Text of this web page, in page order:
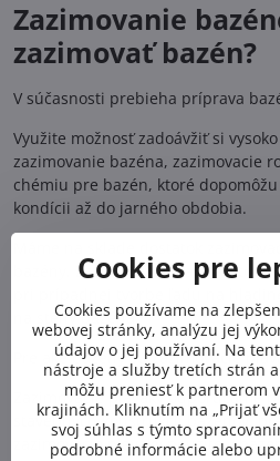
Zazimovanie
zazimovať bazén?
V súčasnosti prebieha príprava
Využite možnosť zadoávžiť si
zazimovanie bazéna, zazimovacie
chémiu pre bazén, ktoré
kondícii až do jarného obdobia.
bazény. Zazimovacie plaváky ktoré
na steny bazéna.
Pre aké bazény sú zazimovacie
Zazimovacie plaváky odporúčame
stavebných konštrukcií bazénov,
zazimovacie plaváky použite v
Cookies pre
Cookies používame na
webovej stránky, analýzu jej
údajov o jej používaní. Na
nástroje a služby tretích strán
môžu preniesť k partnerom
krajinách. Kliknutím na „Prijať
svoj súhlas s týmto
podrobné informácie alebo